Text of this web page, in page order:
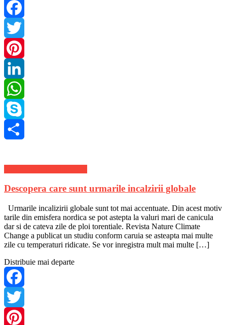
Facebook
Twitter
Pinterest
LinkedIn
WhatsApp
Skype
Descopera care sunt urmarile incalzirii globale
Urmarile incalizirii globale sunt tot mai accentuate. Din acest motiv
tarile din emisfera nordica se pot astepta la valuri mari de canicula
dar si de cateva zile de ploi torentiale. Revista Nature Climate
Change a publicat un studiu conform caruia se asteapta mai multe
zile cu temperaturi ridicate. Se vor inregistra mult mai multe […]
Distribuie mai departe
Facebook
Twitter